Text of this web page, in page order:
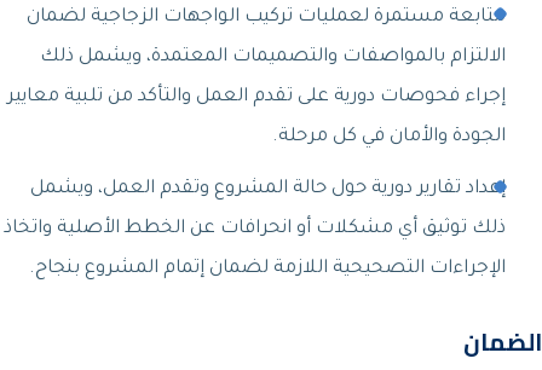
متابعة مستمرة لعمليات تركيب الواجهات الزجاجية لضمان
الالتزام بالمواصفات والتصميمات المعتمدة، ويشمل ذلك
إجراء فحوصات دورية على تقدم العمل والتأكد من تلبية معايير
الجودة والأمان في كل مرحلة.
إعداد تقارير دورية حول حالة المشروع وتقدم العمل، ويشمل
ذلك توثيق أي مشكلات أو انحرافات عن الخطط الأصلية واتخاذ
الإجراءات التصحيحية اللازمة لضمان إتمام المشروع بنجاح.
الضمان